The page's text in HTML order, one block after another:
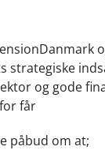
strategiske
og gode
får
påbud om at;